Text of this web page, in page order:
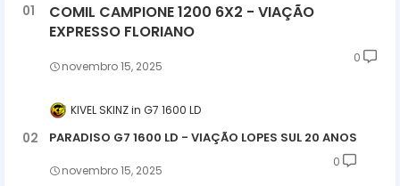
COMIL CAMPIONE 1200 6X2 - VIAÇÃO
EXPRESSO FLORIANO
novembro 15, 2025
0
KIVEL SKINZ G7 1600 LD
PARADISO G7 1600 LD - VIAÇÃO LOPES SUL 20 ANOS
novembro 15, 2025
0